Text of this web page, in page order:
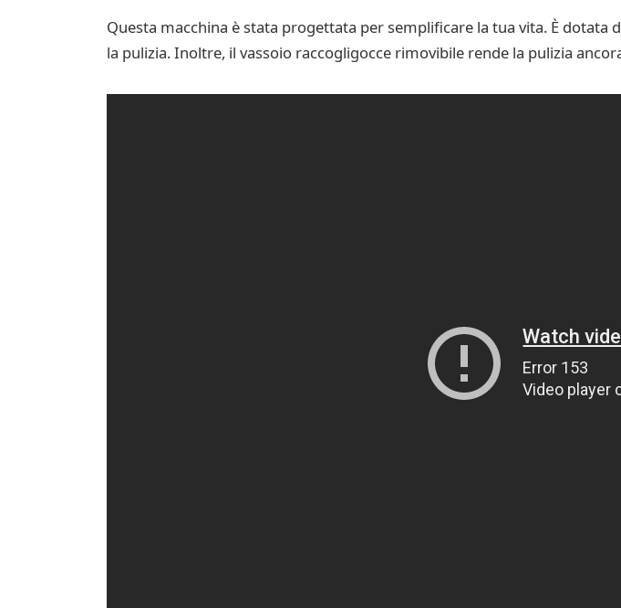
Questa macchina è stata progettata per semplificare la tua vita. È
la pulizia. Inoltre, il vassoio raccogligocce rimovibile rende la pulizia